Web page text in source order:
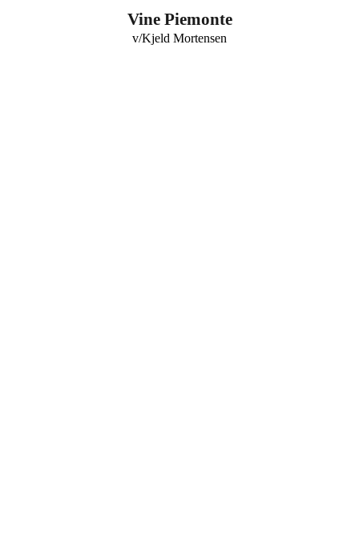
Vine Piemonte
v/Kjeld Mortensen